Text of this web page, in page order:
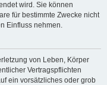
wird. Sie können
für bestimmte Zwecke nicht
Einfluss nehmen.
von Leben, Körper
Vertragspflichten
ein vorsätzliches oder grob